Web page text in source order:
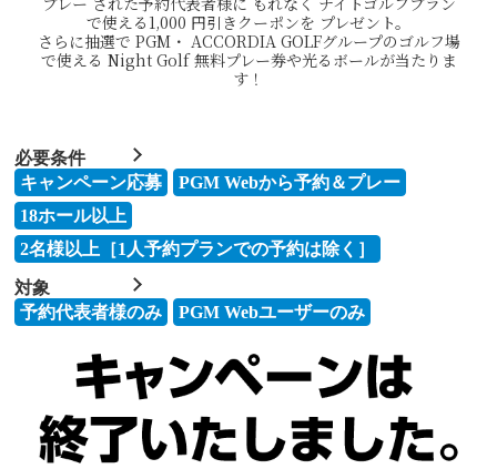
で使える1,000 円引きクーポンを プレゼント。
さらに抽選で PGM・ ACCORDIA GOLFグループのゴルフ場
で使える Night Golf 無料プレー券や光るボールが当たりま
す！
必要条件
キャンペーン応募
PGM Webから予約＆プレー
18ホール以上
2名様以上［1⼈予約プランでの予約は除く］
対象
予約代表者様のみ
PGM Webユーザーのみ